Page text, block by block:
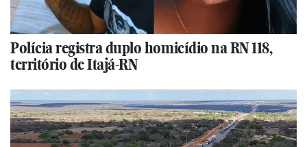
Polícia registra duplo homicídio na RN 118,
território de Itajá-RN